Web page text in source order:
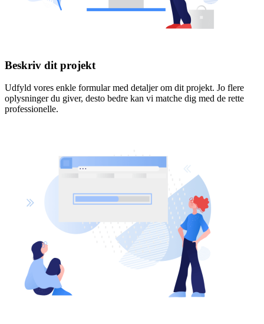
Beskriv dit projekt
Udfyld vores enkle formular med detaljer om dit projekt. Jo flere
oplysninger du giver, desto bedre kan vi matche dig med de rette
professionelle.